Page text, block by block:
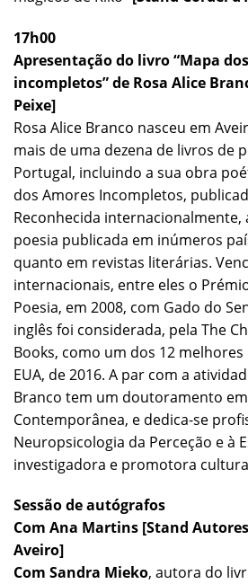
17h00
Apresentação do livro “Mapa
incompletos” de Rosa Alice
Peixe]
Rosa Alice Branco nasceu em
mais de uma dezena de livros de
Portugal, incluindo a sua obra
dos Amores Incompletos,
Reconhecida internacionalmente,
poesia publicada em inúmeros
quanto em revistas literárias.
internacionais, entre eles o
Poesia, em 2008, com Gado do
inglês foi considerada, pela The
Books, como um dos 12
EUA, de 2016. A par com a
Branco tem um doutoramento
Contemporânea, e dedica-se
Neuropsicologia da Perceção e à
investigadora e promotora
Sessão de autógrafos
Com Ana Martins [Stand
Aveiro]
Com Sandra Mieko, autora do